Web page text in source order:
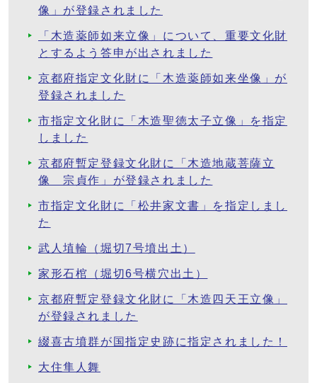
像」が登録されました
「木造薬師如来立像」について、重要文化財
とするよう答申が出されました
京都府指定文化財に「木造薬師如来坐像」が
登録されました
市指定文化財に「木造聖徳太子立像」を指定
しました
京都府暫定登録文化財に「木造地蔵菩薩立
像 宗貞作」が登録されました
市指定文化財に「松井家文書」を指定しまし
た
武人埴輪（堀切7号墳出土）
家形石棺（堀切6号横穴出土）
京都府暫定登録文化財に「木造四天王立像」
が登録されました
綴喜古墳群が国指定史跡に指定されました！
大住隼人舞